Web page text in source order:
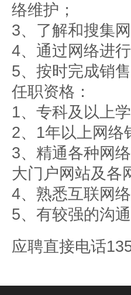
络维护；
3、了解和搜集
4、通过网络进
5、按时完成销
任职资格：
1、专科及以上
2、1年以上网络
3、精通各种网
大门户网站及各
4、熟悉互联网
5、有较强的沟
应聘直接电话